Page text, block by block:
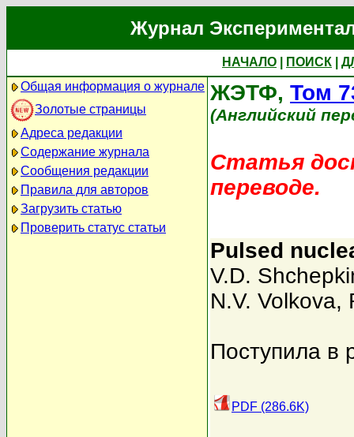
Журнал
НАЧАЛО ПОИСК
Общая информация о журнале
Золотые страницы
Адреса редакции
Содержание журнала
Сообщения редакции
Правила для авторов
Загрузить статью
Проверить статус статьи
ЖЭТФ, Том
(Английский
Статья
переводе.
Pulsed
V.D.
N.V. Volkova,
Поступила в
PDF (286.6K)